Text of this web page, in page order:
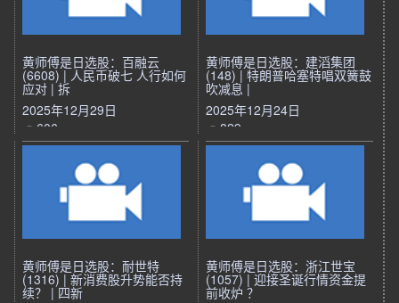
黄师傅是日选股：百融云
(6608) | 人民币破七 人行如何
应对 | 拆
2025年12月29日
606
黄师傅是日选股：建滔集团
(148) | 特朗普哈塞特唱双簧鼓
吹减息 |
2025年12月24日
829
黄师傅是日选股：耐世特
(1316) | 新消费股升势能否持
续？ | 四新
黄师傅是日选股：浙江世宝
(1057) | 迎接圣诞行情资金提
前收炉 ？